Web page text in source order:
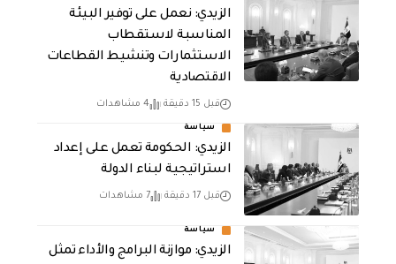
الزيدي: نعمل على توفير البيئة
المناسبة لاستقطاب
الاستثمارات وتنشيط القطاعات
الاقتصادية
قبل 15 دقيقة 4 مشاهدات
سياسة
الزيدي: الحكومة تعمل على إعداد
استراتيجية لبناء الدولة
قبل 17 دقيقة 7 مشاهدات
سياسة
الزيدي: موازنة البرامج والأداء تمثل